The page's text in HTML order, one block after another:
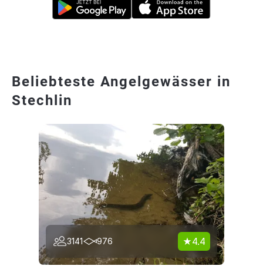
Beliebteste Angelgewässer in
Stechlin
3141 976 4.4